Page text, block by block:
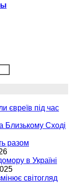
євреїв під час
Близькому Сході
разом
в Україні
світогляд